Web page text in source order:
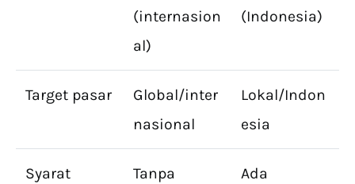
(internasion
al)
(Indonesia)
Target pasar
Global/inter
nasional
Lokal/Indon
esia
Syarat
Tanpa
Ada